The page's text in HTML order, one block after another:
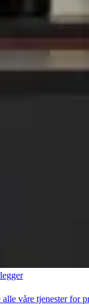
alle våre tjenester for